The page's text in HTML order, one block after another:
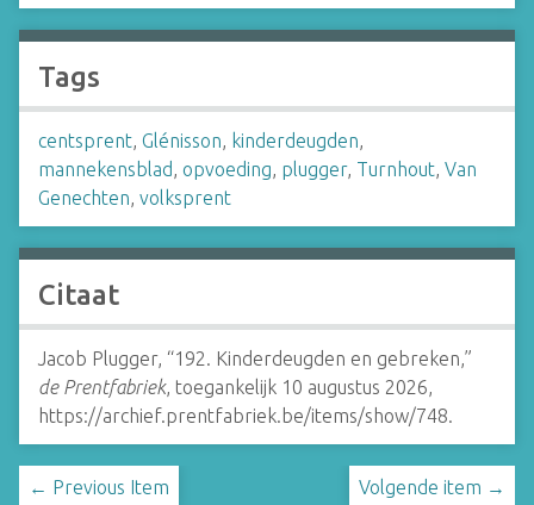
Tags
centsprent, Glénisson, kinderdeugden,
mannekensblad, opvoeding, plugger, Turnhout, Van
Genechten, volksprent
Citaat
Jacob Plugger, “192. Kinderdeugden en gebreken,”
de Prentfabriek, toegankelijk 10 augustus 2026,
https://archief.prentfabriek.be/items/show/748.
← Previous Item Volgende item →